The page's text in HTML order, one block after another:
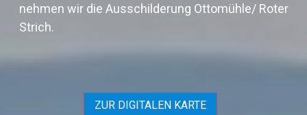
nehmen wir die Ausschilderung Ottomühle/ Roter
Strich.
ZUR DIGITALEN KARTE